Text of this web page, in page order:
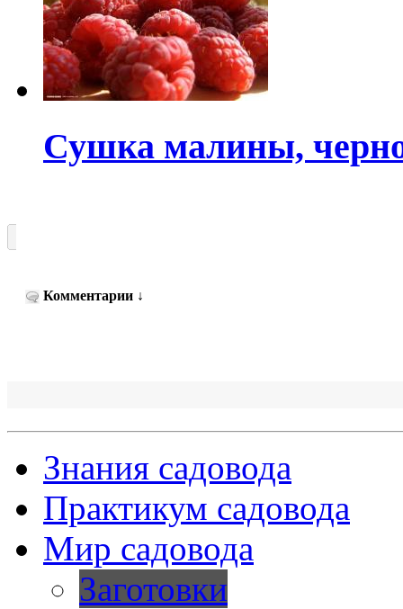
Сушка малины,
Комментарии ↓
Знания садовода
Практикум садовода
Мир садовода
Заготовки